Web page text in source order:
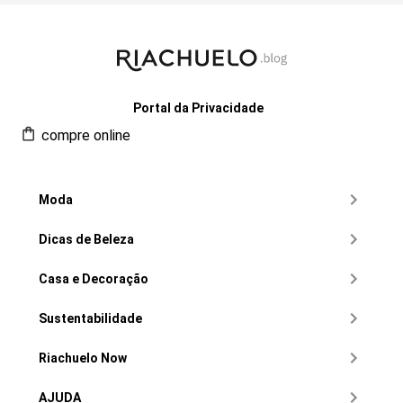
Portal da Privacidade
compre online
Moda
Dicas de Beleza
Casa e Decoração
Sustentabilidade
Riachuelo Now
AJUDA